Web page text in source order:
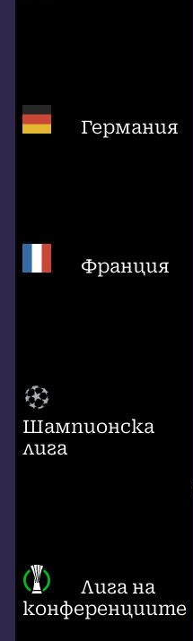
Германия
Франция
Шампионска
лига
Лига на
конференциите